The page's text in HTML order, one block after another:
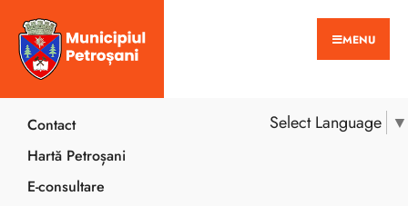
MENU
Select Language ▼
Contact
Hartă Petroșani
E-consultare